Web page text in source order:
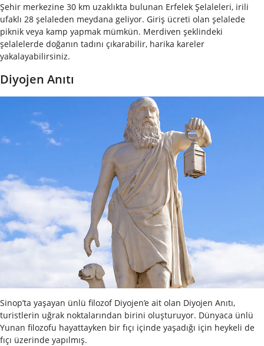
Şehir merkezine 30 km uzaklıkta bulunan Erfelek Şelaleleri, irili
ufaklı 28 şelaleden meydana geliyor. Giriş ücreti olan şelalede
piknik veya kamp yapmak mümkün. Merdiven şeklindeki
şelalelerde doğanın tadını çıkarabilir, harika kareler
yakalayabilirsiniz.
Diyojen Anıtı
Sinop’ta yaşayan ünlü filozof Diyojen’e ait olan Diyojen Anıtı,
turistlerin uğrak noktalarından birini oluşturuyor. Dünyaca ünlü
Yunan filozofu hayattayken bir fıçı içinde yaşadığı için heykeli de
fıçı üzerinde yapılmış.